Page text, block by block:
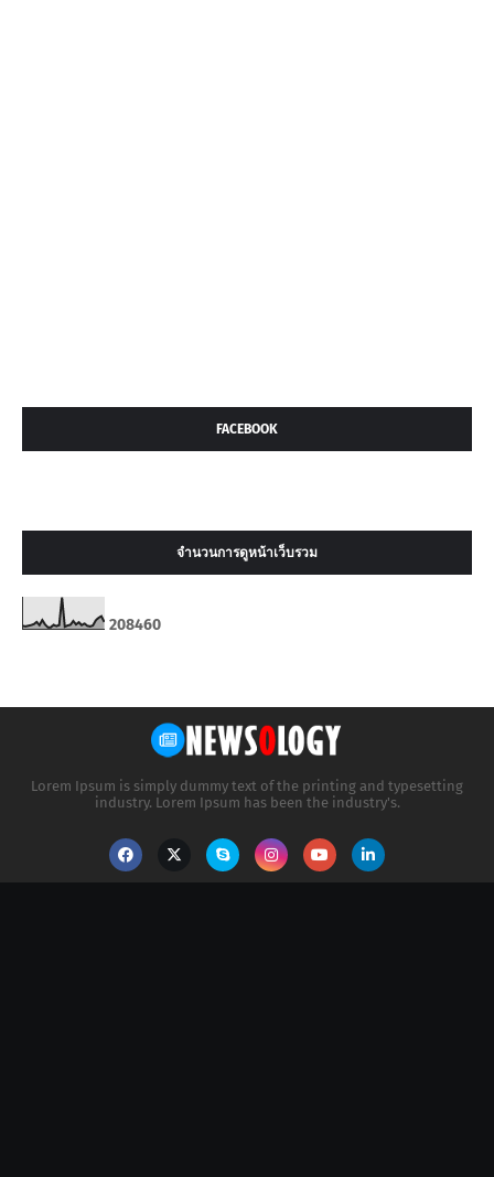
FACEBOOK
จำนวนการดูหน้าเว็บรวม
208460
Lorem Ipsum is simply dummy text of the printing and typesetting
industry. Lorem Ipsum has been the industry's.